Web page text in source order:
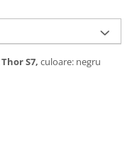
Thor S7, culoare: negru